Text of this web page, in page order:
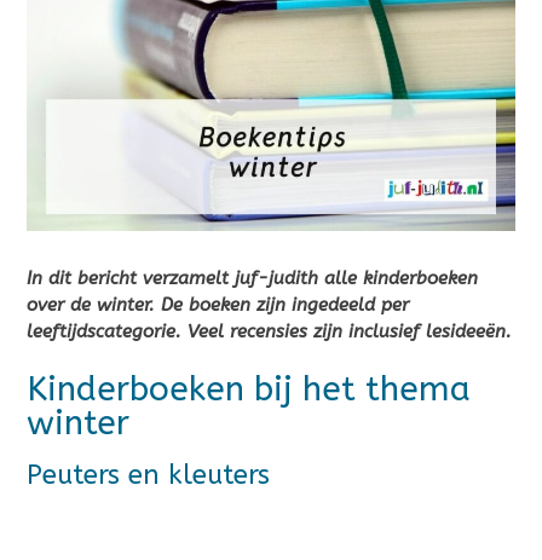
In dit bericht verzamelt juf-judith alle kinderboeken
over de winter. De boeken zijn ingedeeld per
leeftijdscategorie. Veel recensies zijn inclusief lesideeën.
Kinderboeken bij het thema
winter
Peuters en kleuters